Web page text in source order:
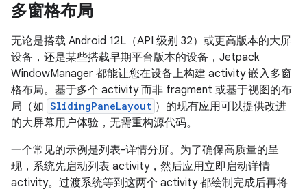
多窗格布局
无论是搭载 Android 12L（API 级别 32）或更高版本的大屏
设备，还是某些搭载早期平台版本的设备，Jetpack
WindowManager 都能让您在设备上构建 activity 嵌入多窗
格布局。基于多个 activity 而非 fragment 或基于视图的布
局（如 SlidingPaneLayout ）的现有应用可以提供改进
的大屏幕用户体验，无需重构源代码。
一个常见的示例是列表-详情分屏。为了确保高质量的呈
现，系统先启动列表 activity，然后应用立即启动详情
activity。过渡系统等到这两个 activity 都绘制完成后再将